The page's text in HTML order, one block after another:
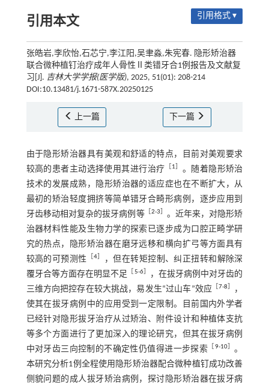
引用本文 引用格式 ▾
张皓岩,李欣怡,石芯宁,李江阳,吴聿淼,朱宪春. 隐形矫治器
联合微种植钉治疗成年人骨性Ⅱ类错牙合1例报告及文献复
习[J]. 吉林大学学报(医学版), 2025, 51(01): 208-214
DOI:10.13481/j.1671-587X.20250125
上一篇 下一篇
由于隐形矫治器具有美观和舒适的特点，目前对美观要求
较高的患者主动选择使用其进行治疗
1
。随着隐形矫治
技术的发展成熟，隐形矫治器的适应症也在不断扩大，从
最初的矫治轻度拥挤等简单错牙合畸形病例，逐步应用到
牙齿移动相对复杂的拔牙病例等［ 2-3
。近年来，对隐形矫
治器材料性能及生物力学的探索已逐步成为口腔正畸学研
究的热点，隐形矫治器在磨牙远移和横向扩弓等方面具有
较高的可预测性 ［4
，但在转矩控制、纠正扭转和解除深
覆牙合等方面存在明显不足
5-6］
，在拔牙病例中对牙齿的
三维方向把控存在较大挑战，易发生“过山车”效应［7-8
，
使其在拔牙病例中的应用受到一定限制。目前国内外学者
已经针对隐形拔牙治疗从过矫治、附件设计和种植体支抗
等多个方面进行了更加深入的理论研究，但其在拔牙病例
中对牙齿三向控制的不确定性仍值得进一步探索
9-10］ 。
本研究分析1例全程使用隐形矫治器配合微种植钉成功改善
侧貌问题的成人拔牙矫治病例，探讨隐形矫治器在拔牙病